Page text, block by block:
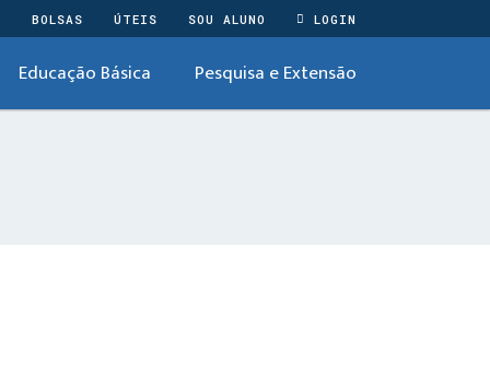
BOLSAS ÚTEIS SOU ALUNO LOGIN
Educação Básica Pesquisa e Extensão